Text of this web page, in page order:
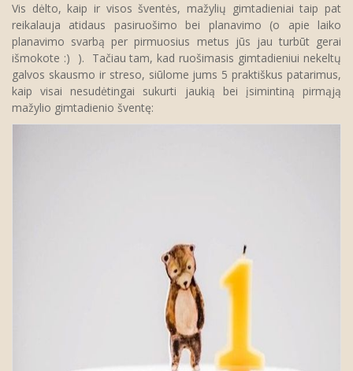
Vis dėlto, kaip ir visos šventės, mažylių gimtadieniai taip pat
reikalauja atidaus pasiruošimo bei planavimo (o apie laiko
planavimo svarbą per pirmuosius metus jūs jau turbūt gerai
išmokote :) ). Tačiau tam, kad ruošimasis gimtadieniui nekeltų
galvos skausmo ir streso, siūlome jums 5 praktiškus patarimus,
kaip visai nesudėtingai sukurti jaukią bei įsimintiną pirmąją
mažylio gimtadienio šventę: